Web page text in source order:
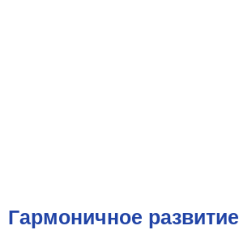
Гармоничное развитие